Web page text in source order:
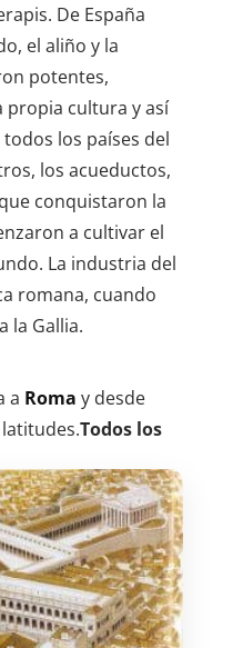
De España
el aliño y la
potentes,
propia cultura y así
los países del
los acueductos,
conquistaron la
a cultivar el
La industria del
romana, cuando
la Gallia.
a Roma y desde
Todos los